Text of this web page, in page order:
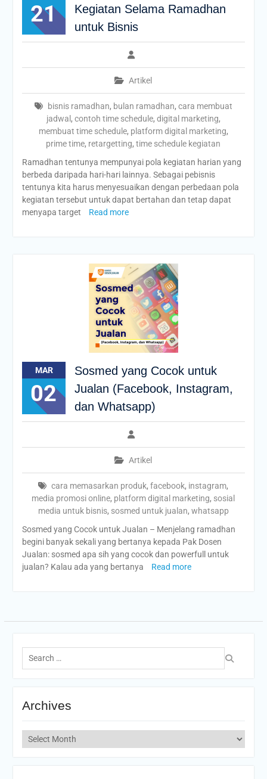
21
Kegiatan Selama Ramadhan
untuk Bisnis
Artikel
bisnis ramadhan, bulan ramadhan, cara membuat
jadwal , contoh time schedule, digital marketing,
membuat time schedule, platform digital marketing,
prime time, retargetting,time schedule kegiatan
Ramadhan tentunya mempunyai pola kegiatan harian yang
berbeda daripada hari-hari lainnya. Sebagai pebisnis
tentunya kita harus menyesuaikan dengan perbedaan pola
kegiatan tersebut untuk dapat bertahan dan tetap dapat
menyapa target
Read more
MAR
02
Sosmed yang Cocok untuk
Jualan (Facebook, Instagram,
dan Whatsapp)
Artikel
cara memasarkan produk,facebook, instagram,
media promosi online, platform digital marketing, sosial
media untuk bisnis, sosmed untuk jualan, whatsapp
Sosmed yang Cocok untuk Jualan – Menjelang ramadhan
begini banyak sekali yang bertanya kepada Pak Dosen
Jualan: sosmed apa sih yang cocok dan powerfull untuk
jualan? Kalau ada yang bertanya
Read more
Search
for:
Archives
Archives